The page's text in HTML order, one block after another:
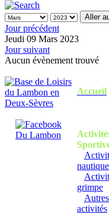
Aller
Jour précédent
Jeudi 09 Mars 2023
Jour suivant
Aucun évènement trouvé
Accueil
grimpe
Autres
activités